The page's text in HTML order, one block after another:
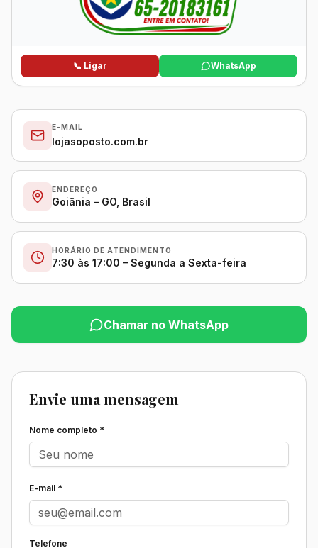
📞 Ligar WhatsApp
E-MAIL
lojasoposto.com.br
ENDEREÇO
Goiânia – GO, Brasil
HORÁRIO DE ATENDIMENTO
7:30 às 17:00 – Segunda a Sexta-feira
Chamar no WhatsApp
Envie uma mensagem
Nome completo *
E-mail *
Telefone